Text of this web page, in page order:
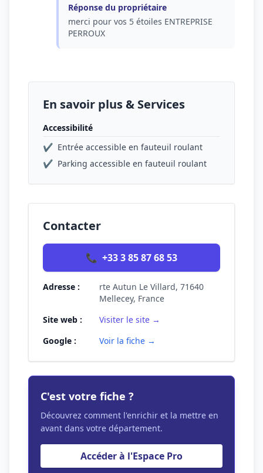
Réponse du propriétaire
merci pour vos 5 étoiles ENTREPRISE
PERROUX
En savoir plus & Services
Accessibilité
✔ Entrée accessible en fauteuil roulant
✔ Parking accessible en fauteuil roulant
Contacter
📞 +33 3 85 87 68 53
Adresse :
rte Autun Le Villard, 71640
Mellecey, France
Site web :
Visiter le site →
Google :
Voir la fiche →
C'est votre fiche ?
Découvrez comment l'enrichir et la mettre en
avant dans votre département.
Accéder à l'Espace Pro